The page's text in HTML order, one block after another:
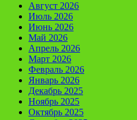
Август 2026
Июль 2026
Июнь 2026
Май 2026
Апрель 2026
Март 2026
Февраль 2026
Январь 2026
Декабрь 2025
Ноябрь 2025
Октябрь 2025